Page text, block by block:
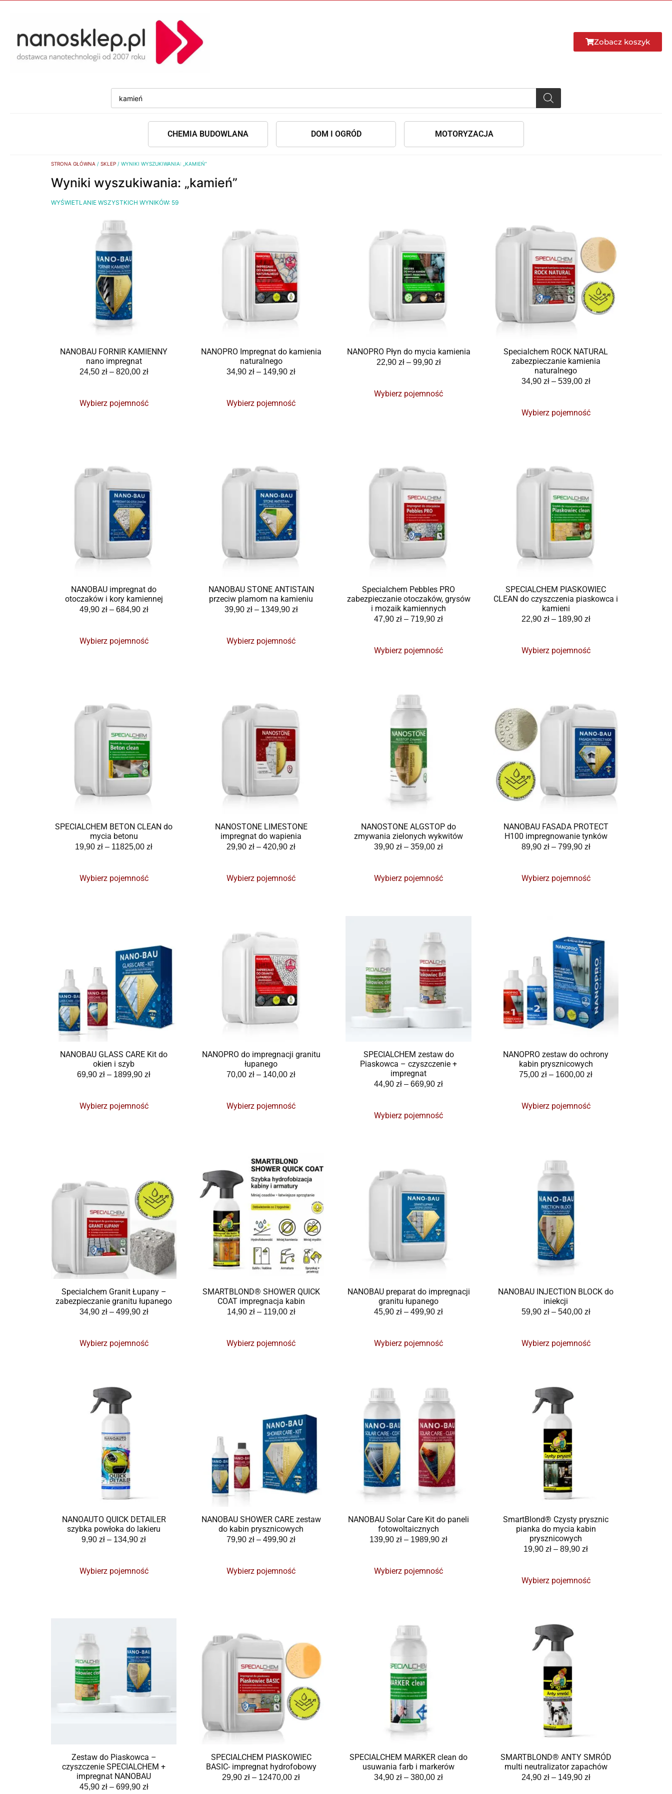
Zobacz koszyk
CHEMIA BUDOWLANA DOM I OGRÓD MOTORYZACJA
STRONA GŁÓWNA / SKLEP / WYNIKI WYSZUKIWANIA: „KAMIEŃ”
Wyniki wyszukiwania: „kamień”
WYŚWIETLANIE WSZYSTKICH WYNIKÓW: 59
NANOBAU FORNIR KAMIENNY
nano impregnat
24,50 zł – 820,00 zł
Wybierz pojemność
NANOPRO Impregnat do kamienia
naturalnego
34,90zł – 149,90zł
Wybierz pojemność
NANOPRO Płyn do mycia kamienia
22,90 zł – 99,90 zł
Wybierz pojemność
Specialchem ROCK NATURAL
zabezpieczanie kamienia
naturalnego
34,90 zł – 539,00 zł
Wybierz pojemność
NANOBAU impregnat do
otoczaków i kory kamiennej
49,90 zł – 684,90 zł
Wybierz pojemność
NANOBAU STONE ANTISTAIN
przeciw plamom na kamieniu
39,90 zł – 1349,90 zł
Wybierz pojemność
Specialchem Pebbles PRO
zabezpieczanie otoczaków, grysów
i mozaik kamiennych
47,90zł – 719,90zł
Wybierz pojemność
SPECIALCHEM PIASKOWIEC
CLEAN do czyszczenia piaskowca i
kamieni
22,90 zł – 189,90 zł
Wybierz pojemność
SPECIALCHEM BETON CLEAN do
mycia betonu
19,90zł – 11825,00zł
Wybierz pojemność
NANOSTONE LIMESTONE
impregnat do wapienia
29,90zł – 420,90zł
Wybierz pojemność
NANOSTONE ALGSTOP do
zmywania zielonych wykwitów
39,90zł – 359,00zł
Wybierz pojemność
NANOBAU FASADA PROTECT
H100 impregnowanie tynków
89,90 zł – 799,90 zł
Wybierz pojemność
NANOBAU GLASS CARE Kit do
okien i szyb
69,90zł – 1899,90zł
Wybierz pojemność
NANOPRO do impregnacji granitu
łupanego
70,00zł – 140,00zł
Wybierz pojemność
SPECIALCHEM zestaw do
Piaskowca – czyszczenie +
impregnat
44,90zł – 669,90zł
Wybierz pojemność
NANOPRO zestaw do ochrony
kabin prysznicowych
75,00zł – 1600,00zł
Wybierz pojemność
Specialchem Granit Łupany –
zabezpieczanie granitu łupanego
34,90 zł – 499,90 zł
Wybierz pojemność
SMARTBLOND® SHOWER QUICK
COAT impregnacja kabin
14,90 zł – 119,00 zł
Wybierz pojemność
NANOBAU preparat do impregnacji
granitu łupanego
45,90zł – 499,90zł
Wybierz pojemność
NANOBAU INJECTION BLOCK do
iniekcji
59,90 zł – 540,00 zł
Wybierz pojemność
NANOAUTO QUICK DETAILER
szybka powłoka do lakieru
9,90zł – 134,90zł
Wybierz pojemność
NANOBAU SHOWER CARE zestaw
do kabin prysznicowych
79,90zł – 499,90zł
Wybierz pojemność
NANOBAU Solar Care Kit do paneli
fotowoltaicznych
139,90zł – 1989,90zł
Wybierz pojemność
SmartBlond® Czysty prysznic
pianka do mycia kabin
prysznicowych
19,90zł – 89,90zł
Wybierz pojemność
Zestaw do Piaskowca –
czyszczenie SPECIALCHEM +
impregnat NANOBAU
45,90 zł – 699,90 zł
SPECIALCHEM PIASKOWIEC
BASIC- impregnat hydrofobowy
29,90zł – 12470,00zł
SPECIALCHEM MARKER clean do
usuwania farb i markerów
34,90zł – 380,00zł
SMARTBLOND® ANTY SMRÓD
multi neutralizator zapachów
24,90 zł – 149,90 zł